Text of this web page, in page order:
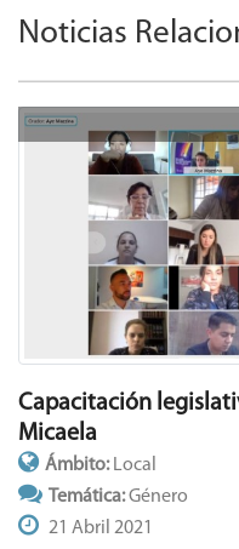
Noticias
Capacitación
Micaela
Ámbito:Local
Temática:Género
21 Abril 2021